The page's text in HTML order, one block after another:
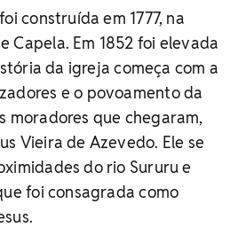
construída em 1777, na
Capela. Em 1852 foi elevada
da igreja começa com a
e o povoamento da
moradores que chegaram,
Vieira de Azevedo. Ele se
do rio Sururu e
foi consagrada como